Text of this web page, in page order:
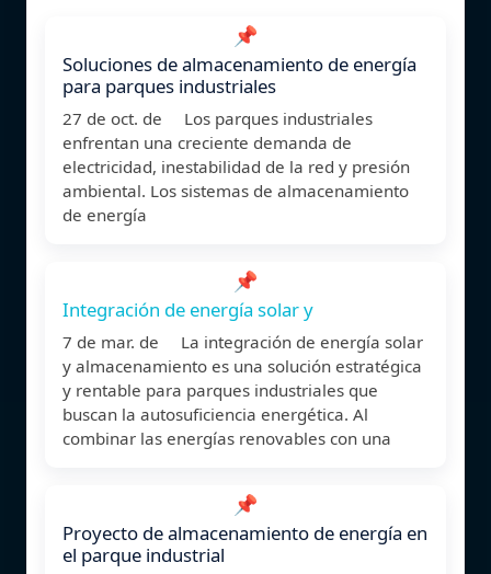
📌
Soluciones de almacenamiento de energía
para parques industriales
27 de oct. de Los parques industriales
enfrentan una creciente demanda de
electricidad, inestabilidad de la red y presión
ambiental. Los sistemas de almacenamiento
de energía
📌
Integración de energía solar y
7 de mar. de La integración de energía solar
y almacenamiento es una solución estratégica
y rentable para parques industriales que
buscan la autosuficiencia energética. Al
combinar las energías renovables con una
📌
Proyecto de almacenamiento de energía en
el parque industrial